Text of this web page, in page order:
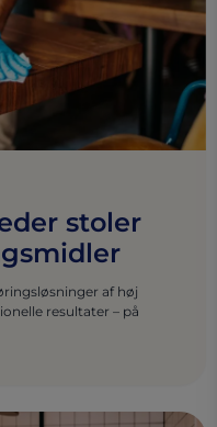
stoler
af høj
resultater – på